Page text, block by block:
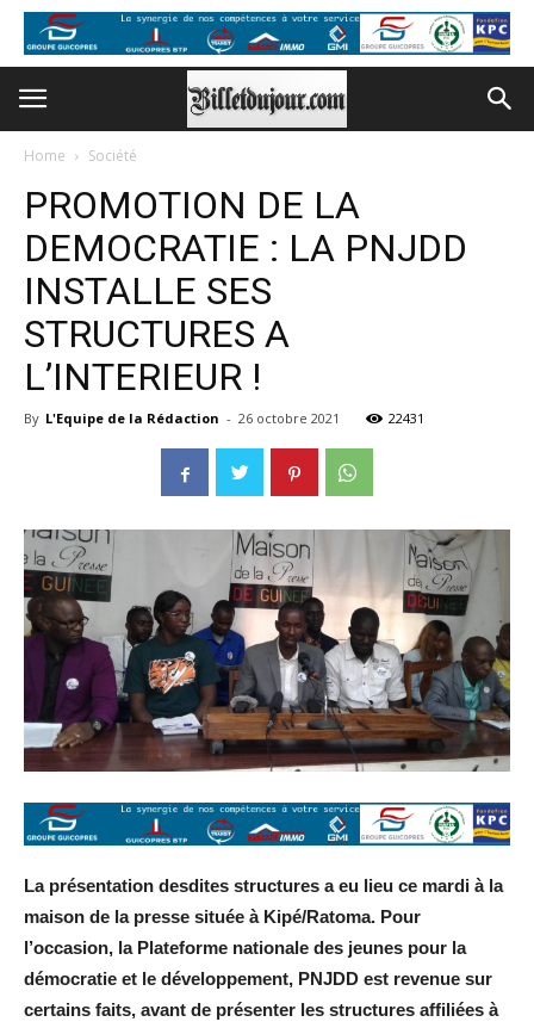
Home Société
PROMOTION DE LA
DEMOCRATIE : LA PNJDD
INSTALLE SES
STRUCTURES A
L’INTERIEUR !
By L'Equipe de la Rédaction - 26 octobre 2021 22431
La présentation desdites structures a eu lieu ce mardi à la
maison de la presse située à Kipé/Ratoma. Pour
l’occasion, la Plateforme nationale des jeunes pour la
démocratie et le développement, PNJDD est revenue sur
certains faits, avant de présenter les structures affiliées à